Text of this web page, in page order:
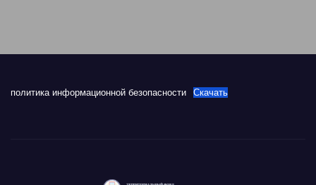
политика информационной безопасности Скачать